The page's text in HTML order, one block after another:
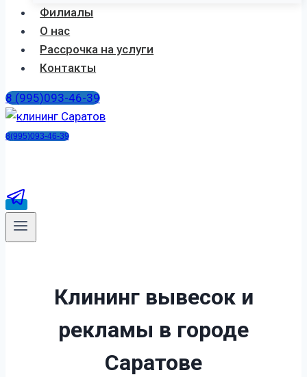
Филиалы
О нас
Рассрочка на услуги
Контакты
8 (995)093-46-39
8(995)093-46-39
Клининг вывесок и
рекламы в городе
Саратове